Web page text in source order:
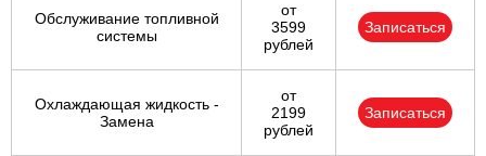
Обслуживание топливной
системы
от
3599
рублей
Записаться
Охлаждающая жидкость -
Замена
от
2199
рублей
Записаться